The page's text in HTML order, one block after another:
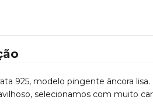
925, modelo pingente âncora
selecionamos com muito